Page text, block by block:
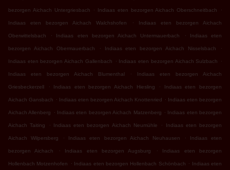
bezorgen Aichach Untergriesbach . Indiaas eten bezorgen Aichach Oberschneitbach .
Indiaas eten bezorgen Aichach Walchshofen . Indiaas eten bezorgen Aichach
Oberwittelsbach . Indiaas eten bezorgen Aichach Untermauerbach . Indiaas eten
bezorgen Aichach Obermauerbach . Indiaas eten bezorgen Aichach Nisselsbach .
Indiaas eten bezorgen Aichach Gallenbach . Indiaas eten bezorgen Aichach Sulzbach .
Indiaas eten bezorgen Aichach Blumenthal . Indiaas eten bezorgen Aichach
Griesbeckerzell . Indiaas eten bezorgen Aichach Hiesling . Indiaas eten bezorgen
Aichach Gansbach . Indiaas eten bezorgen Aichach Knottenried . Indiaas eten bezorgen
Aichach Allenberg . Indiaas eten bezorgen Aichach Matzenberg . Indiaas eten bezorgen
Aichach Taiting . Indiaas eten bezorgen Aichach Neumühle . Indiaas eten bezorgen
Aichach Wilpersberg . Indiaas eten bezorgen Aichach Neuhausen . Indiaas eten
bezorgen Aichach . Indiaas eten bezorgen Augsburg . Indiaas eten bezorgen
Hollenbach Motzenhofen . Indiaas eten bezorgen Hollenbach Schönbach . Indiaas eten